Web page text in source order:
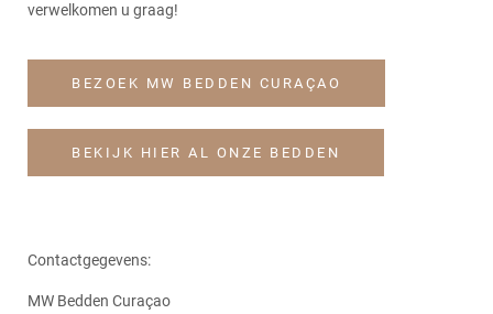
verwelkomen u graag!
BEZOEK MW BEDDEN CURAÇAO
BEKIJK HIER AL ONZE BEDDEN
Contactgegevens:
MW Bedden Curaçao